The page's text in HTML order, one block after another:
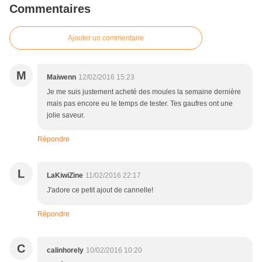
Commentaires
Ajouter un commentaire
M Maiwenn 12/02/2016 15:23
Je me suis justement acheté des moules la semaine dernière
mais pas encore eu le temps de tester. Tes gaufres ont une
jolie saveur.
Répondre
L LaKiwiZine 11/02/2016 22:17
J'adore ce petit ajout de cannelle!
Répondre
C calinhorely 10/02/2016 10:20